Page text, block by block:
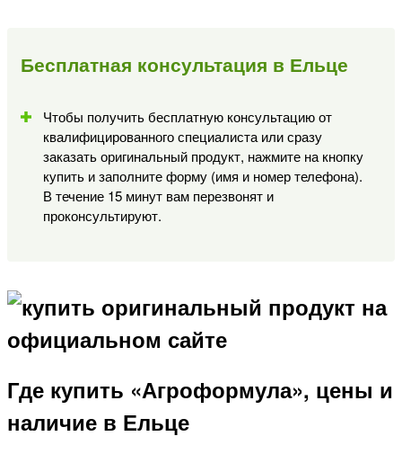
Бесплатная консультация в Ельце
Чтобы получить бесплатную консультацию от
квалифицированного специалиста или сразу
заказать оригинальный продукт, нажмите на кнопку
купить и заполните форму (имя и номер телефона).
В течение 15 минут вам перезвонят и
проконсультируют.
Где купить «Агроформула», цены и
наличие в Ельце